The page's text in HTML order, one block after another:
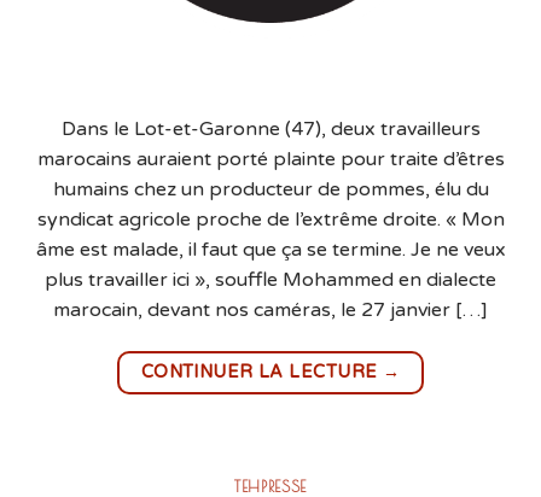
Dans le Lot-et-Garonne (47), deux travailleurs
marocains auraient porté plainte pour traite d’êtres
humains chez un producteur de pommes, élu du
syndicat agricole proche de l’extrême droite. « Mon
âme est malade, il faut que ça se termine. Je ne veux
plus travailler ici », souffle Mohammed en dialecte
marocain, devant nos caméras, le 27 janvier […]
CONTINUER LA LECTURE →
TEHPRESSE